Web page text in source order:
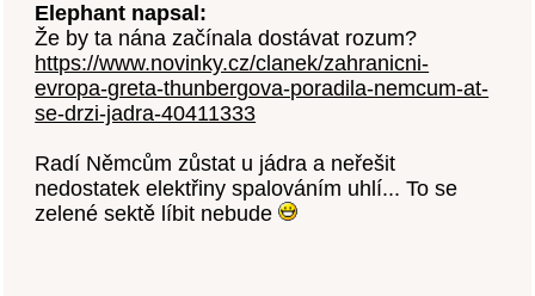
Elephant napsal:
Že by ta nána začínala dostávat rozum?
https://www.novinky.cz/clanek/zahranicni-
evropa-greta-thunbergova-poradila-nemcum-at-
se-drzi-jadra-40411333
Radí Němcům zůstat u jádra a neřešit
nedostatek elektřiny spalováním uhlí... To se
zelené sektě líbit nebude